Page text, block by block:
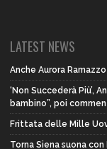
LATEST NEWS
Anche Aurora
‘Non Succederà Più’,
bambino”, poi
Frittata delle Mille
Torna Siena suona